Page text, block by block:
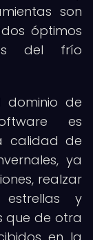
son
óptimos
del frío
dominio de
es
calidad de
ya
realzar
y
que de otra